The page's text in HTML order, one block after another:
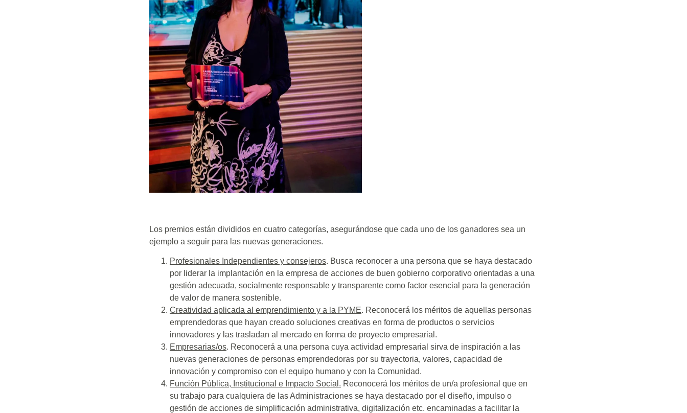
Los premios están divididos en cuatro categorías, asegurándose que cada uno de los ganadores sea un
ejemplo a seguir para las nuevas generaciones.
Profesionales Independientes y consejeros. Busca reconocer a una persona que se haya destacado
por liderar la implantación en la empresa de acciones de buen gobierno corporativo orientadas a una
gestión adecuada, socialmente responsable y transparente como factor esencial para la generación
de valor de manera sostenible.
Creatividad aplicada al emprendimiento y a la PYME. Reconocerá los méritos de aquellas personas
emprendedoras que hayan creado soluciones creativas en forma de productos o servicios
innovadores y las trasladan al mercado en forma de proyecto empresarial.
Empresarias/os. Reconocerá a una persona cuya actividad empresarial sirva de inspiración a las
nuevas generaciones de personas emprendedoras por su trayectoria, valores, capacidad de
innovación y compromiso con el equipo humano y con la Comunidad.
Función Pública, Institucional e Impacto Social. Reconocerá los méritos de un/a profesional que en
su trabajo para cualquiera de las Administraciones se haya destacado por el diseño, impulso o
gestión de acciones de simplificación administrativa, digitalización etc. encaminadas a facilitar la